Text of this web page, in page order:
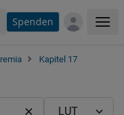
Spenden
Kapitel 17